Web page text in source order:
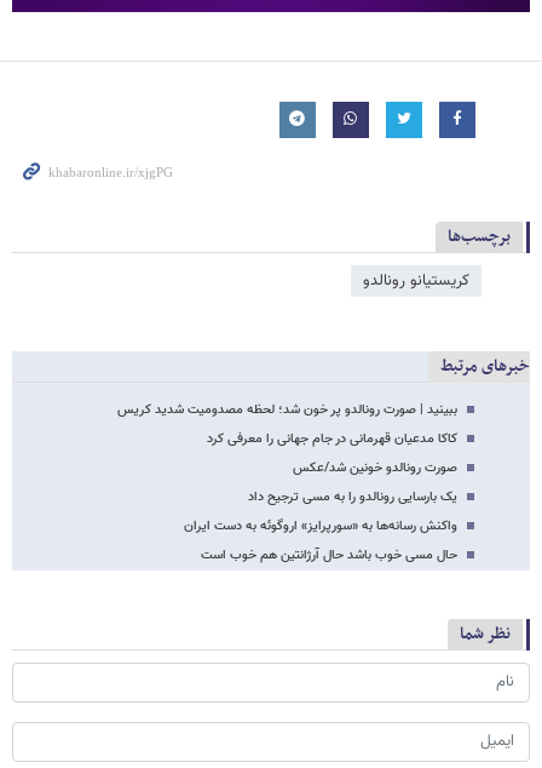
برچسب‌ها
کریستیانو رونالدو
خبرهای مرتبط
ببینید | صورت رونالدو پر خون شد؛ لحظه مصدومیت شدید کریس
کاکا مدعیان قهرمانی در جام جهانی را معرفی کرد
صورت رونالدو خونین شد/عکس
یک بارسایی رونالدو را به مسی ترجیح داد
واکنش رسانه‌ها به «سورپرایز» اروگوئه به دست ایران
حال مسی خوب باشد حال آرژانتین هم خوب است
نظر شما